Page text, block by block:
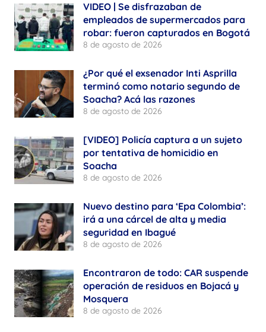
VIDEO | Se disfrazaban de
empleados de supermercados para
robar: fueron capturados en Bogotá
8 de agosto de 2026
¿Por qué el exsenador Inti Asprilla
terminó como notario segundo de
Soacha? Acá las razones
8 de agosto de 2026
[VIDEO] Policía captura a un sujeto
por tentativa de homicidio en
Soacha
8 de agosto de 2026
Nuevo destino para ‘Epa Colombia’:
irá a una cárcel de alta y media
seguridad en Ibagué
8 de agosto de 2026
Encontraron de todo: CAR suspende
operación de residuos en Bojacá y
Mosquera
8 de agosto de 2026